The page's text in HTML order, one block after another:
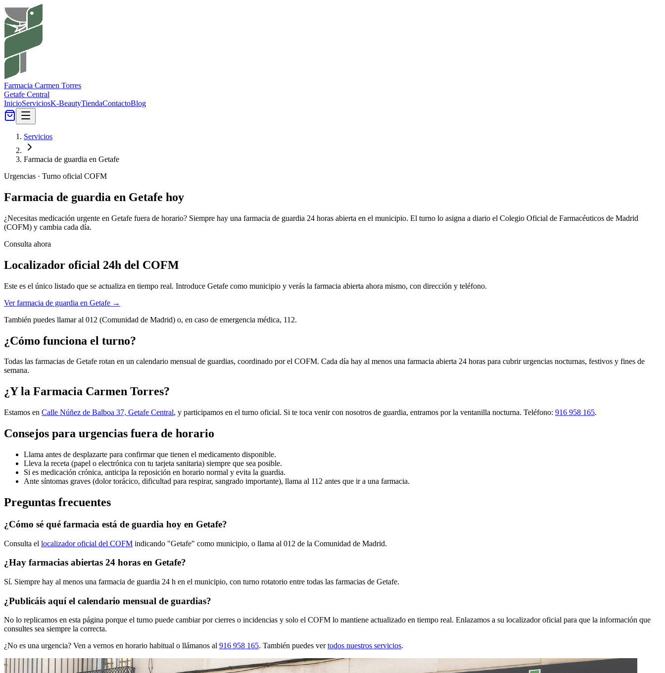
Farmacia Carmen Torres
Getafe Central
InicioServiciosK-BeautyTiendaContactoBlog
Servicios
Farmacia de guardia en Getafe
Urgencias · Turno oficial COFM
Farmacia de guardia en Getafe hoy
¿Necesitas medicación urgente en Getafe fuera de horario? Siempre hay una farmacia de guardia 24 horas abierta en el municipio. El turno lo asigna a diario el Colegio Oficial de Farmacéuticos de Madrid
(COFM) y cambia cada día.
Consulta ahora
Localizador oficial 24h del COFM
Este es el único listado que se actualiza en tiempo real. Introduce Getafe como municipio y verás la farmacia abierta ahora mismo, con dirección y teléfono.
Ver farmacia de guardia en Getafe →
También puedes llamar al 012 (Comunidad de Madrid) o, en caso de emergencia médica, 112.
¿Cómo funciona el turno?
Todas las farmacias de Getafe rotan en un calendario mensual de guardias, coordinado por el COFM. Cada día hay al menos una farmacia abierta 24 horas para cubrir urgencias nocturnas, festivos y fines de
semana.
¿Y la Farmacia Carmen Torres?
Estamos en Calle Núñez de Balboa 37, Getafe Central, y participamos en el turno oficial. Si te toca venir con nosotros de guardia, entramos por la ventanilla nocturna. Teléfono: 916 958 165.
Consejos para urgencias fuera de horario
Llama antes de desplazarte para confirmar que tienen el medicamento disponible.
Lleva la receta (papel o electrónica con tu tarjeta sanitaria) siempre que sea posible.
Si es medicación crónica, anticipa la reposición en horario normal y evita la guardia.
Ante síntomas graves (dolor torácico, dificultad para respirar, sangrado importante), llama al 112 antes que ir a una farmacia.
Preguntas frecuentes
¿Cómo sé qué farmacia está de guardia hoy en Getafe?
Consulta el localizador oficial del COFM indicando "Getafe" como municipio, o llama al 012 de la Comunidad de Madrid.
¿Hay farmacias abiertas 24 horas en Getafe?
Sí. Siempre hay al menos una farmacia de guardia 24 h en el municipio, con turno rotatorio entre todas las farmacias de Getafe.
¿Publicáis aquí el calendario mensual de guardias?
No lo replicamos en esta página porque el turno puede cambiar por cierres o incidencias y solo el COFM lo mantiene actualizado en tiempo real. Enlazamos a su localizador oficial para que la información que
consultes sea siempre la correcta.
¿No es una urgencia? Ven a vernos en horario habitual o llámanos al 916 958 165. También puedes ver todos nuestros servicios.